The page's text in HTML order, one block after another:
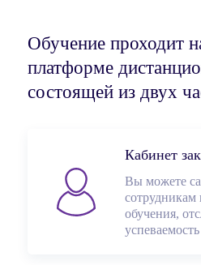
Обучение проходит
платформе
состоящей из двух
Кабинет
Вы можете
сотрудникам
обучения,
успеваемость